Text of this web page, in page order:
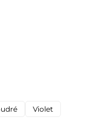
Violet